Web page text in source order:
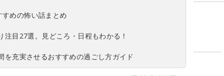
すめの怖い話まとめ
注目27選。見どころ・日程もわかる！
を充実させるおすすめの過ごし方ガイド